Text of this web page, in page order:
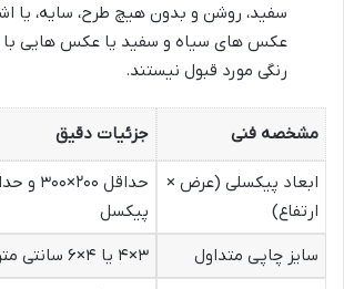
سفید، روشن و بدون هیچ طرح، سایه، یا
عکس های سیاه و سفید یا عکس هایی با
رنگی مورد قبول نیستند.
مشخصه فنی جزئیات دقیق
ابعاد پیکسلی (عرض ×
ارتفاع)
پیکسل
سایز چاپی متداول
۳×۴ یا ۴×۶ سانتی متر